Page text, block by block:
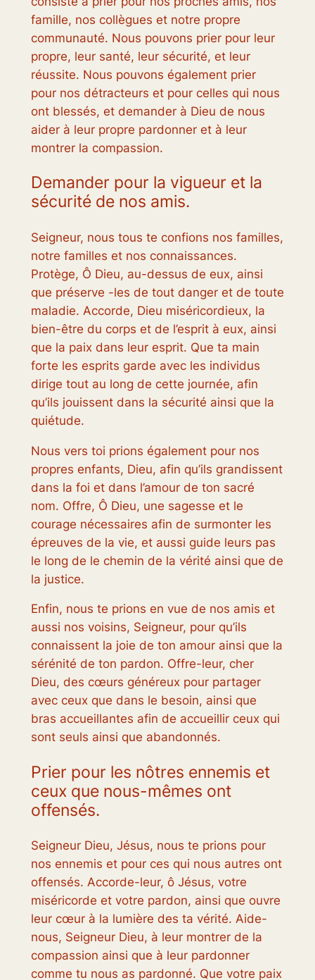
famille, nos collègues et notre propre
communauté. Nous pouvons prier pour leur
propre, leur santé, leur sécurité, et leur
réussite. Nous pouvons également prier
pour nos détracteurs et pour celles qui nous
ont blessés, et demander à Dieu de nous
aider à leur propre pardonner et à leur
montrer la compassion.
Demander pour la vigueur et la
sécurité de nos amis.
Seigneur, nous tous te confions nos familles,
notre familles et nos connaissances.
Protège, Ô Dieu, au-dessus de eux, ainsi
que préserve -les de tout danger et de toute
maladie. Accorde, Dieu miséricordieux, la
bien-être du corps et de l’esprit à eux, ainsi
que la paix dans leur esprit. Que ta main
forte les esprits garde avec les individus
dirige tout au long de cette journée, afin
qu’ils jouissent dans la sécurité ainsi que la
quiétude.
Nous vers toi prions également pour nos
propres enfants, Dieu, afin qu’ils grandissent
dans la foi et dans l’amour de ton sacré
nom. Offre, Ô Dieu, une sagesse et le
courage nécessaires afin de surmonter les
épreuves de la vie, et aussi guide leurs pas
le long de le chemin de la vérité ainsi que de
la justice.
Enfin, nous te prions en vue de nos amis et
aussi nos voisins, Seigneur, pour qu’ils
connaissent la joie de ton amour ainsi que la
sérénité de ton pardon. Offre-leur, cher
Dieu, des cœurs généreux pour partager
avec ceux que dans le besoin, ainsi que
bras accueillantes afin de accueillir ceux qui
sont seuls ainsi que abandonnés.
Prier pour les nôtres ennemis et
ceux que nous-mêmes ont
offensés.
Seigneur Dieu, Jésus, nous te prions pour
nos ennemis et pour ces qui nous autres ont
offensés. Accorde-leur, ô Jésus, votre
miséricorde et votre pardon, ainsi que ouvre
leur cœur à la lumière des ta vérité. Aide-
nous, Seigneur Dieu, à leur montrer de la
compassion ainsi que à leur pardonner
comme tu nous as pardonné. Que votre paix